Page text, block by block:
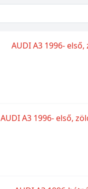
AUDI A3 1996-
AUDI A3 1996- első,